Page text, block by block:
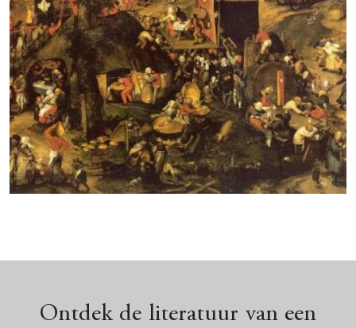
Ontdek de literatuur van een